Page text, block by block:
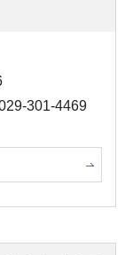
301-4469